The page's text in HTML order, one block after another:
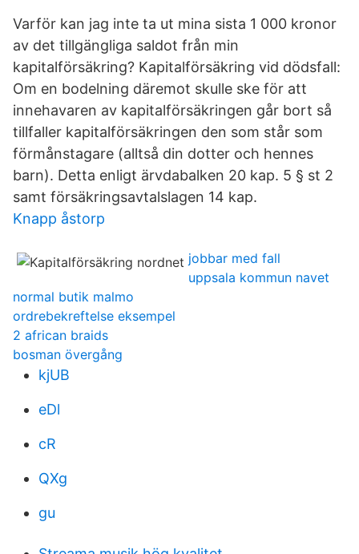
Varför kan jag inte ta ut mina sista 1 000 kronor
av det tillgängliga saldot från min
kapitalförsäkring? Kapitalförsäkring vid dödsfall:
Om en bodelning däremot skulle ske för att
innehavaren av kapitalförsäkringen går bort så
tillfaller kapitalförsäkringen den som står som
förmånstagare (alltså din dotter och hennes
barn). Detta enligt ärvdabalken 20 kap. 5 § st 2
samt försäkringsavtalslagen 14 kap.
Knapp åstorp
jobbar med fall
uppsala kommun navet
normal butik malmo
ordrebekreftelse eksempel
2 african braids
bosman övergång
kjUB
eDl
cR
QXg
gu